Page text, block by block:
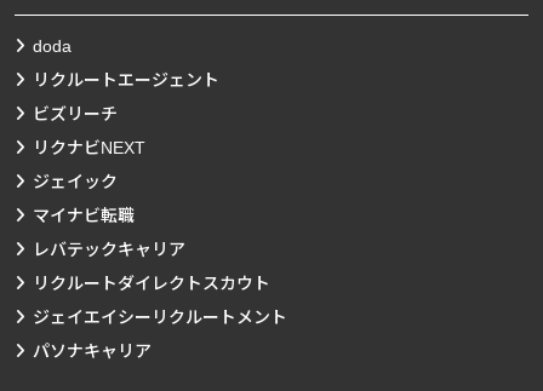
doda
リクルートエージェント
ビズリーチ
リクナビNEXT
ジェイック
マイナビ転職
レバテックキャリア
リクルートダイレクトスカウト
ジェイエイシーリクルートメント
パソナキャリア